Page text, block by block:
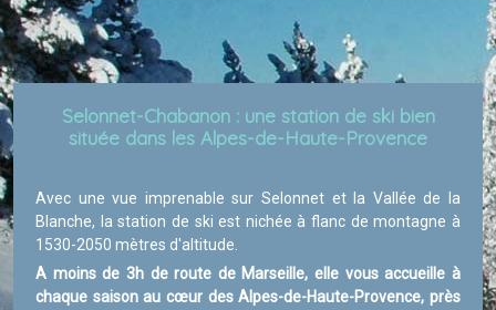
Selonnet-Chabanon : une station de ski bien
située dans les Alpes-de-Haute-Provence
Avec une vue imprenable sur Selonnet et la Vallée de la
Blanche, la station de ski est nichée à flanc de montagne à
1530-2050 mètres d'altitude.
A moins de 3h de route de Marseille, elle vous accueille à
chaque saison au cœur des Alpes-de-Haute-Provence, près